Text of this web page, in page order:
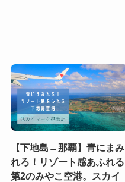
【下地島→那覇】青にまみ
れろ！リゾート感あふれる
第2のみやこ空港。スカイ